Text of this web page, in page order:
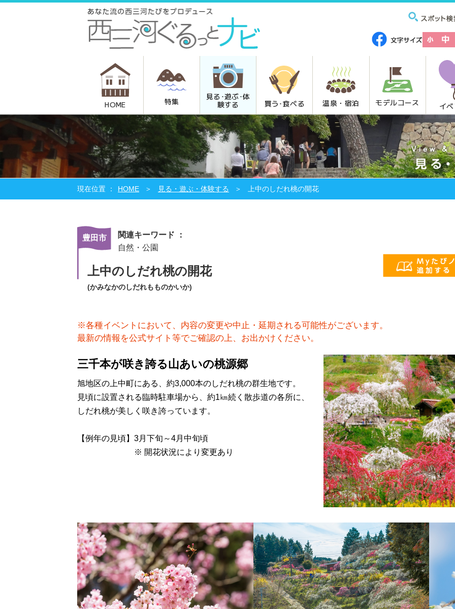
HOME 特集
見る･遊ぶ･体
験する
買う･食べる 温泉・宿泊 モデルコース イ
HOME 見る・遊ぶ・体験する 上中のしだれ桃の開花
豊田市
関連キーワード ：
自然・公園
上中のしだれ桃の開花
(かみなかのしだれもものかいか)
※各種イベントにおいて、内容の変更や中止・延期される可能性がございます。
最新の情報を公式サイト等でご確認の上、お出かけください。
三千本が咲き誇る山あいの桃源郷
旭地区の上中町にある、約3,000本のしだれ桃の群生地です。
見頃に設置される臨時駐車場から、約1㎞続く散歩道の各所に、
しだれ桃が美しく咲き誇っています。
【例年の見頃】3月下旬～4月中旬頃
※ 開花状況により変更あり